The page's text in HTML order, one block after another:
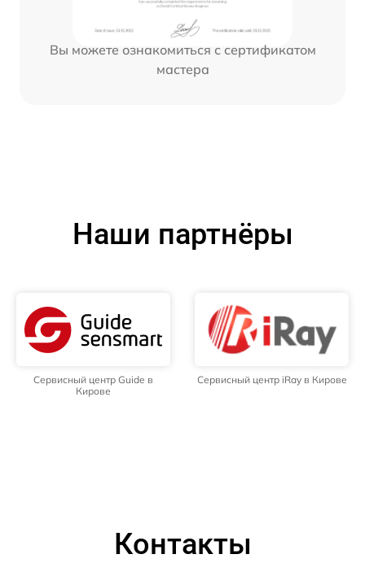
Вы можете ознакомиться с сертификатом
мастера
Наши партнёры
Сервисный центр Guide в
Кирове
Сервисный центр iRay в Кирове
Контакты